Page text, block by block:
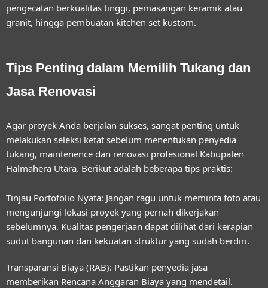
pengecatan berkualitas tinggi, pemasangan keramik atau
granit, hingga pembuatan kitchen set kustom.
Tips Penting dalam Memilih Tukang dan
Jasa Renovasi
Agar proyek Anda berjalan sukses, sangat penting untuk
melakukan seleksi ketat sebelum menentukan penyedia
tukang, maintenence dan renovasi profesional Kabupaten
Halmahera Utara. Berikut adalah beberapa tips praktis:
Tinjau Portofolio Nyata: Jangan ragu untuk meminta foto atau
mengunjungi lokasi proyek yang pernah dikerjakan
sebelumnya. Kualitas pengerjaan dapat dilihat dari kerapian
sudut bangunan dan kekuatan struktur yang sudah berdiri.
Transparansi Biaya (RAB): Pastikan penyedia jasa
memberikan Rencana Anggaran Biaya yang mendetail.